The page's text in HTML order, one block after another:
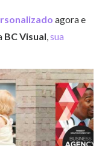
agora e
BC Visual,sua